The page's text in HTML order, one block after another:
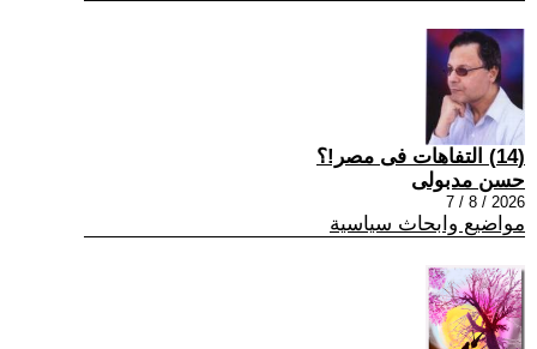
(14) التفاهات فى مصر!؟
حسن مدبولى
2026 / 8 / 7
مواضيع وابحاث سياسية